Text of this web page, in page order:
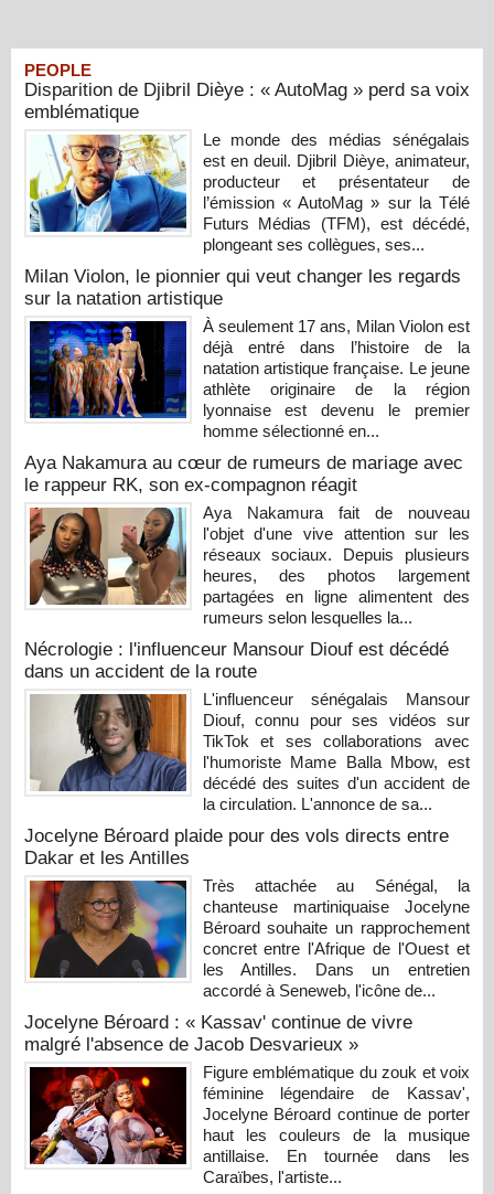
PEOPLE
Disparition de Djibril Dièye : « AutoMag » perd sa voix
emblématique
Le monde des médias sénégalais
est en deuil. Djibril Dièye, animateur,
producteur et présentateur de
l’émission « AutoMag » sur la Télé
Futurs Médias (TFM), est décédé,
plongeant ses collègues, ses...
Milan Violon, le pionnier qui veut changer les regards
sur la natation artistique
À seulement 17 ans, Milan Violon est
déjà entré dans l’histoire de la
natation artistique française. Le jeune
athlète originaire de la région
lyonnaise est devenu le premier
homme sélectionné en...
Aya Nakamura au cœur de rumeurs de mariage avec
le rappeur RK, son ex-compagnon réagit
Aya Nakamura fait de nouveau
l'objet d'une vive attention sur les
réseaux sociaux. Depuis plusieurs
heures, des photos largement
partagées en ligne alimentent des
rumeurs selon lesquelles la...
Nécrologie : l'influenceur Mansour Diouf est décédé
dans un accident de la route
L'influenceur sénégalais Mansour
Diouf, connu pour ses vidéos sur
TikTok et ses collaborations avec
l'humoriste Mame Balla Mbow, est
décédé des suites d'un accident de
la circulation. L'annonce de sa...
Jocelyne Béroard plaide pour des vols directs entre
Dakar et les Antilles
Très attachée au Sénégal, la
chanteuse martiniquaise Jocelyne
Béroard souhaite un rapprochement
concret entre l'Afrique de l'Ouest et
les Antilles. Dans un entretien
accordé à Seneweb, l'icône de...
Jocelyne Béroard : « Kassav' continue de vivre
malgré l'absence de Jacob Desvarieux »
Figure emblématique du zouk et voix
féminine légendaire de Kassav',
Jocelyne Béroard continue de porter
haut les couleurs de la musique
antillaise. En tournée dans les
Caraïbes, l'artiste...